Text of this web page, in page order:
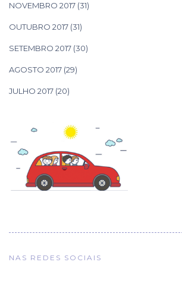
NOVEMBRO 2017 (31)
OUTUBRO 2017 (31)
SETEMBRO 2017 (30)
AGOSTO 2017 (29)
JULHO 2017 (20)
NAS REDES SOCIAIS